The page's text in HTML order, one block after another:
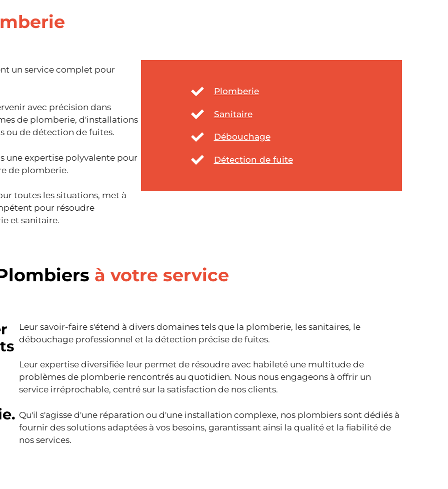
un service complet pour
avec précision dans
de plomberie, d'installations
ou de détection de fuites.
une expertise polyvalente pour
de plomberie.
toutes les situations, met à
pour résoudre
et sanitaire.
Plomberie
Sanitaire
Débouchage
Détection de fuite
à votre service
Leur savoir-faire s'étend à divers domaines tels que la plomberie, les sanitaires, le
débouchage professionnel et la détection précise de fuites.
Leur expertise diversifiée leur permet de résoudre avec habileté une multitude de
problèmes de plomberie rencontrés au quotidien. Nous nous engageons à offrir un
service irréprochable, centré sur la satisfaction de nos clients.
Qu'il s'agisse d'une réparation ou d'une installation complexe, nos plombiers sont dédiés à
fournir des solutions adaptées à vos besoins, garantissant ainsi la qualité et la fiabilité de
nos services.